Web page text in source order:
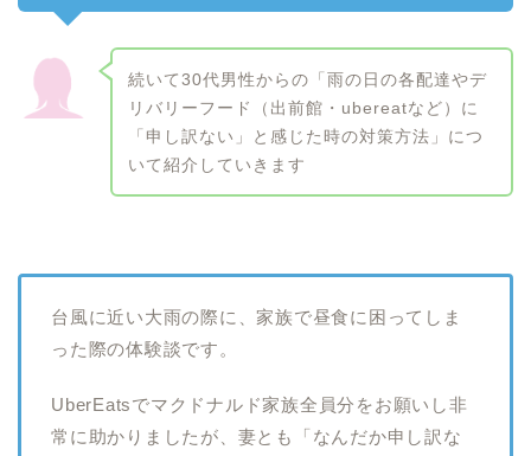
続いて30代男性からの「雨の日の各配達やデ
リバリーフード（出前館・ubereatなど）に
「申し訳ない」と感じた時の対策方法」につ
いて紹介していきます
台風に近い大雨の際に、家族で昼食に困ってしま
った際の体験談です。
UberEatsでマクドナルド家族全員分をお願いし非
常に助かりましたが、妻とも「なんだか申し訳な